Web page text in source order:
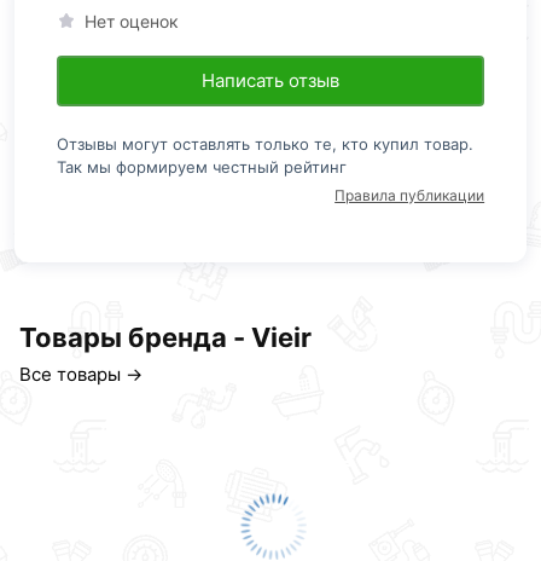
Нет оценок
Написать отзыв
Отзывы могут оставлять только те, кто купил товар.
Так мы формируем честный рейтинг
Правила публикации
Товары бренда - Vieir
Все товары →